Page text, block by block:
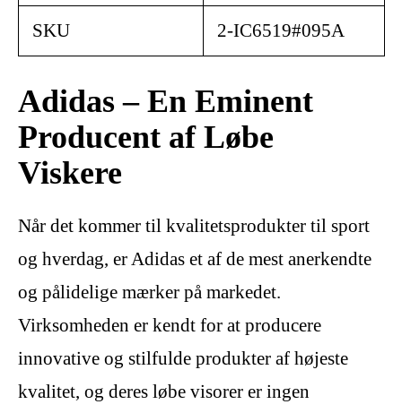
SKU 2-IC6519#095A
Adidas – En Eminent
Producent af Løbe
Viskere
Når det kommer til kvalitetsprodukter til sport
og hverdag, er Adidas et af de mest anerkendte
og pålidelige mærker på markedet.
Virksomheden er kendt for at producere
innovative og stilfulde produkter af højeste
kvalitet, og deres løbe visorer er ingen